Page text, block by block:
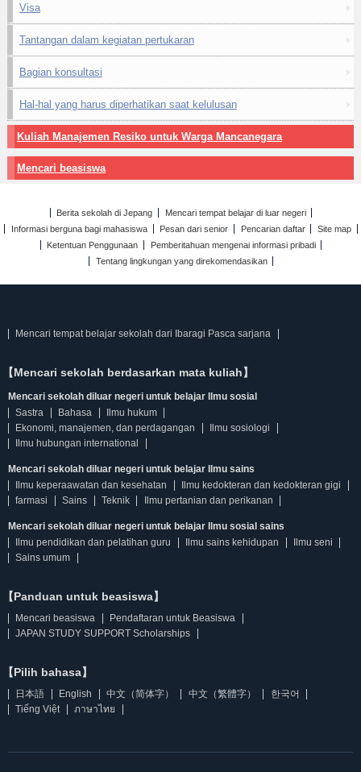
Visa
Tantangan dalam kegiatan pertukaran
Bagian konsultasi
Hal-hal yang harus diperhatikan saat kelulusan
Kuliah Manajemen Resiko untuk Warga Mancanegara
Mencari beasiswa
Berita sekolah di Jepang
Mencari tempat belajar di luar negeri
Informasi berguna bagi mahasiswa
Pesan dari senior Pencarian daftar
Site map
Ketentuan Penggunaan
Pemberitahuan mengenai informasi pribadi
Tentang lingkungan yang direkomendasikan
Mencari tempat belajar sekolah dari Ibaragi Pasca sarjana
【Mencari sekolah berdasarkan mata kuliah】
Mencari sekolah diluar negeri untuk belajar Ilmu sosial
Sastra
Bahasa
Ilmu hukum
Ekonomi, manajemen, dan perdagangan
Ilmu sosiologi
Ilmu hubungan international
Mencari sekolah diluar negeri untuk belajar Ilmu sains
Ilmu keperaawatan dan kesehatan
Ilmu kedokteran dan kedokteran gigi
farmasi
Sains Teknik Ilmu pertanian dan perikanan
Mencari sekolah diluar negeri untuk belajar Ilmu sosial sains
Ilmu pendidikan dan pelatihan guru
Ilmu sains kehidupan
Ilmu seni
Sains umum
【Panduan untuk beasiswa】
Mencari beasiswa
Pendaftaran untuk Beasiswa
JAPAN STUDY SUPPORT Scholarships
【Pilih bahasa】
日本語 English 中文（简体字） 中文（繁體字）
한국어
Tiếng Việt
ภาษาไทย